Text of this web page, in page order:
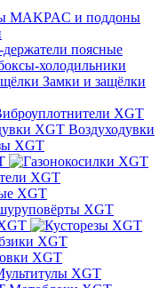
MAKPAC и поддоны
поясные
холодильники
Замки и защёлки
Воздуходувки
XGT
XGT
XGT
XGT
XGT